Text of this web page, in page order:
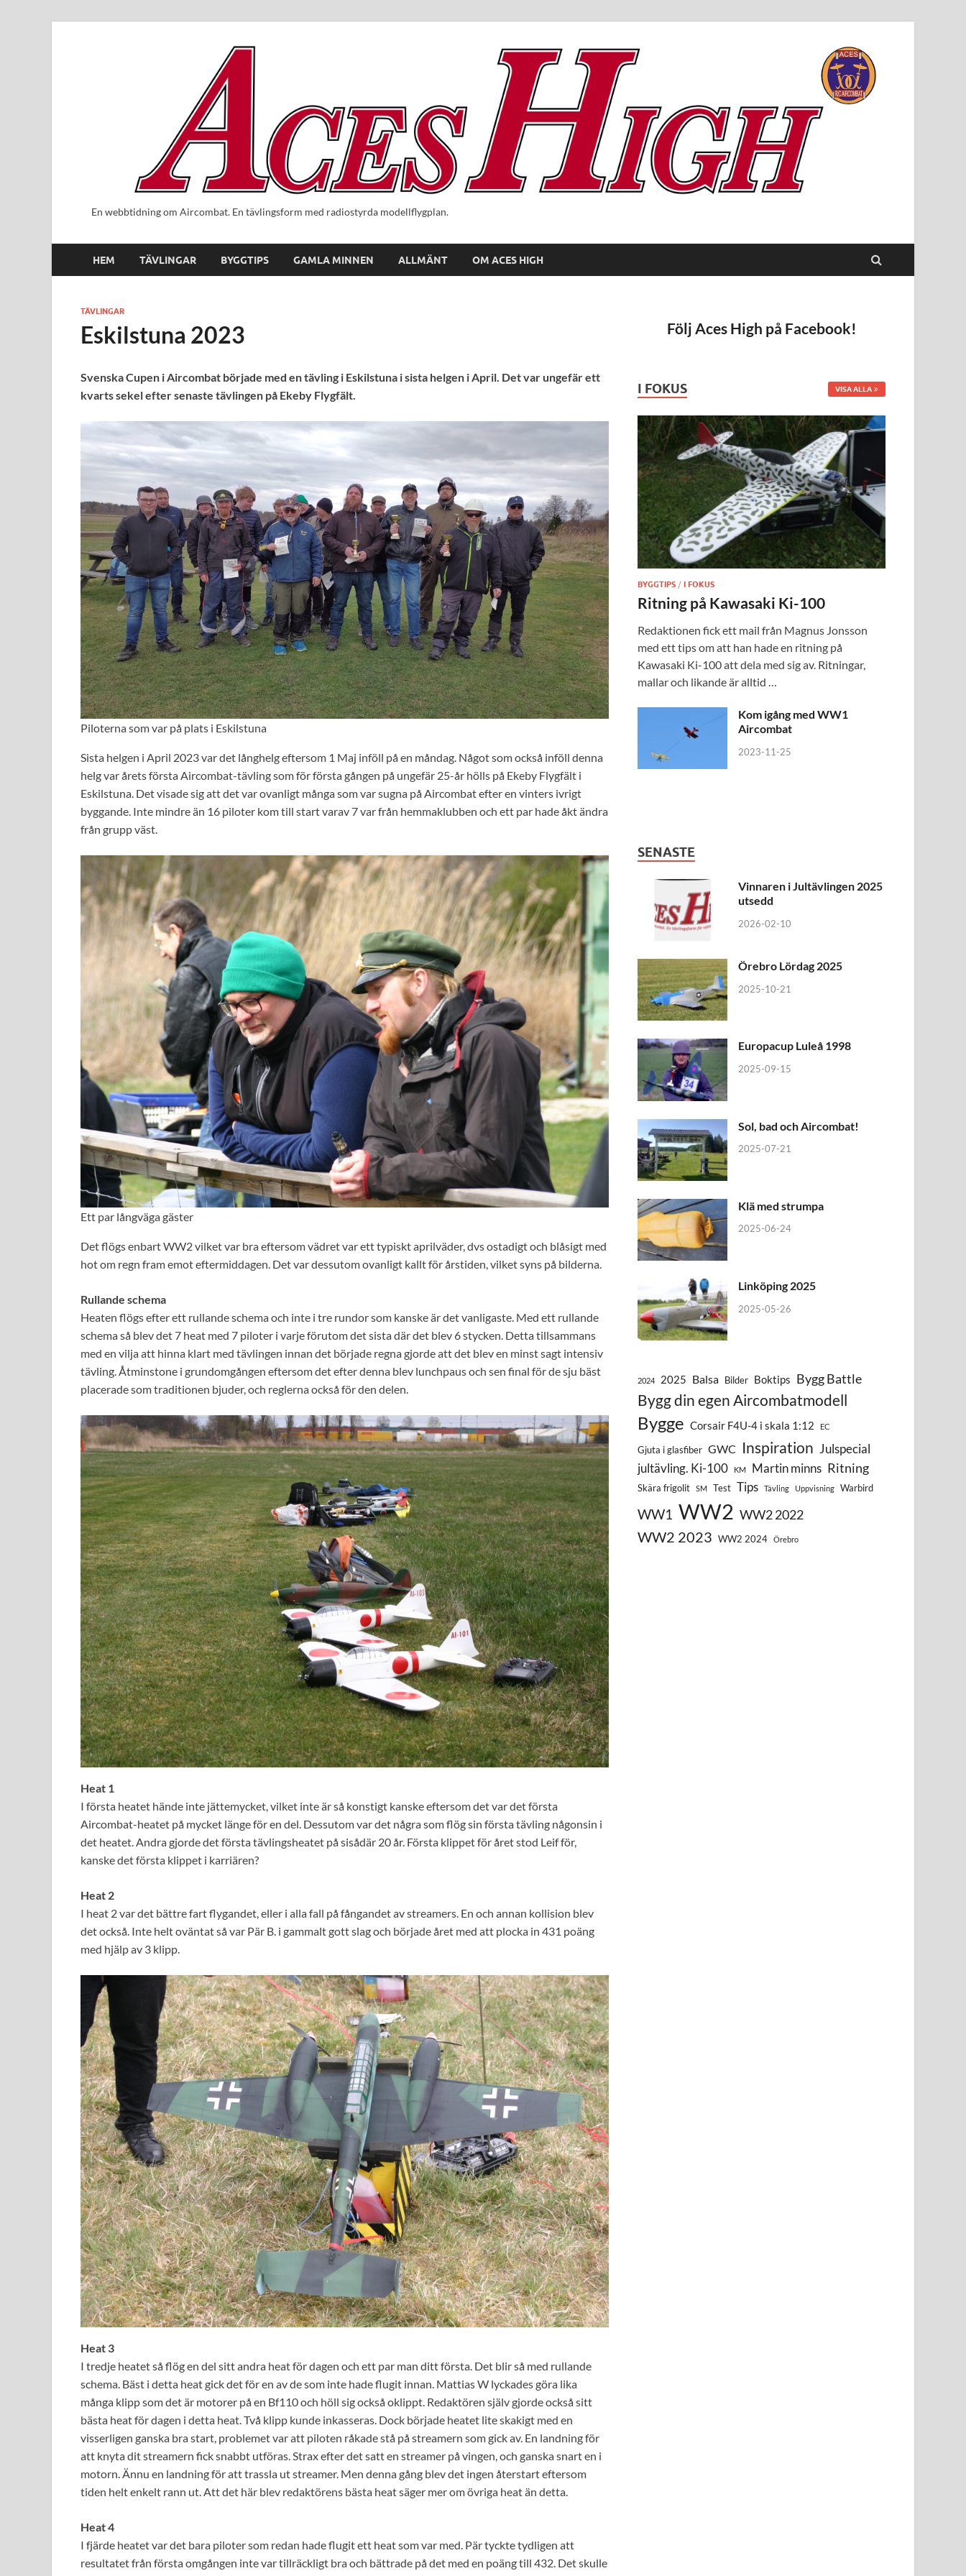
En webbtidning om Aircombat. En tävlingsform med radiostyrda modellflygplan.
HEM TÄVLINGAR BYGGTIPS GAMLA MINNEN ALLMÄNT OM ACES HIGH
TÄVLINGAR
Eskilstuna 2023
Svenska Cupen i Aircombat började med en tävling i Eskilstuna i sista helgen i April. Det var ungefär ett
kvarts sekel efter senaste tävlingen på Ekeby Flygfält.
Piloterna som var på plats i Eskilstuna
Sista helgen i April 2023 var det långhelg eftersom 1 Maj inföll på en måndag. Något som också inföll denna
helg var årets första Aircombat-tävling som för första gången på ungefär 25-år hölls på Ekeby Flygfält i
Eskilstuna. Det visade sig att det var ovanligt många som var sugna på Aircombat efter en vinters ivrigt
byggande. Inte mindre än 16 piloter kom till start varav 7 var från hemmaklubben och ett par hade åkt ändra
från grupp väst.
Ett par långväga gäster
Det flögs enbart WW2 vilket var bra eftersom vädret var ett typiskt aprilväder, dvs ostadigt och blåsigt med
hot om regn fram emot eftermiddagen. Det var dessutom ovanligt kallt för årstiden, vilket syns på bilderna.
Rullande schema
Heaten flögs efter ett rullande schema och inte i tre rundor som kanske är det vanligaste. Med ett rullande
schema så blev det 7 heat med 7 piloter i varje förutom det sista där det blev 6 stycken. Detta tillsammans
med en vilja att hinna klart med tävlingen innan det började regna gjorde att det blev en minst sagt intensiv
tävling. Åtminstone i grundomgången eftersom det efter denna blev lunchpaus och sen final för de sju bäst
placerade som traditionen bjuder, och reglerna också för den delen.
Heat 1
I första heatet hände inte jättemycket, vilket inte är så konstigt kanske eftersom det var det första
Aircombat-heatet på mycket länge för en del. Dessutom var det några som flög sin första tävling någonsin i
det heatet. Andra gjorde det första tävlingsheatet på sisådär 20 år. Första klippet för året stod Leif för,
kanske det första klippet i karriären?
Heat 2
I heat 2 var det bättre fart flygandet, eller i alla fall på fångandet av streamers. En och annan kollision blev
det också. Inte helt oväntat så var Pär B. i gammalt gott slag och började året med att plocka in 431 poäng
med hjälp av 3 klipp.
Heat 3
I tredje heatet så flög en del sitt andra heat för dagen och ett par man ditt första. Det blir så med rullande
schema. Bäst i detta heat gick det för en av de som inte hade flugit innan. Mattias W lyckades göra lika
många klipp som det är motorer på en Bf110 och höll sig också oklippt. Redaktören själv gjorde också sitt
bästa heat för dagen i detta heat. Två klipp kunde inkasseras. Dock började heatet lite skakigt med en
visserligen ganska bra start, problemet var att piloten råkade stå på streamern som gick av. En landning för
att knyta dit streamern fick snabbt utföras. Strax efter det satt en streamer på vingen, och ganska snart en i
motorn. Ännu en landning för att trassla ut streamer. Men denna gång blev det ingen återstart eftersom
tiden helt enkelt rann ut. Att det här blev redaktörens bästa heat säger mer om övriga heat än detta.
Heat 4
I fjärde heatet var det bara piloter som redan hade flugit ett heat som var med. Pär tyckte tydligen att
resultatet från första omgången inte var tillräckligt bra och bättrade på det med en poäng till 432. Det skulle
Följ Aces High på Facebook!
I FOKUS VISA ALLA
BYGGTIPS /I FOKUS
Ritning på Kawasaki Ki-100
Redaktionen fick ett mail från Magnus Jonsson
med ett tips om att han hade en ritning på
Kawasaki Ki-100 att dela med sig av. Ritningar,
mallar och likande är alltid …
Kom igång med WW1
Aircombat
2023-11-25
SENASTE
Vinnaren i Jultävlingen 2025
utsedd
2026-02-10
Örebro Lördag 2025
2025-10-21
Europacup Luleå 1998
2025-09-15
Sol, bad och Aircombat!
2025-07-21
Klä med strumpa
2025-06-24
Linköping 2025
2025-05-26
2024 2025 Balsa Bilder Boktips Bygg Battle
Bygg din egen Aircombatmodell
Bygge Corsair F4U-4 i skala 1:12 EC
Gjuta i glasfiber GWC Inspiration Julspecial
jultävling. Ki-100
KM Martin minns Ritning
Skära frigolit SM Test Tips Tävling Uppvisning Warbird
WW1 WW2 WW2 2022
WW2 2023 WW2 2024 Örebro